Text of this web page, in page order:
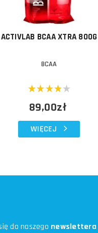
ACTIVLAB BCAA XTRA 800G
BCAA
89,00zł
WIĘCEJ
do naszego newslettera